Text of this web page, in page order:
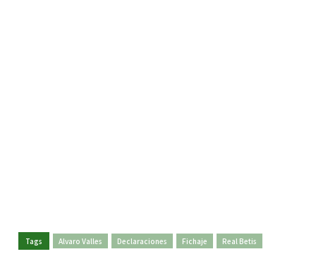
Tags Alvaro Valles Declaraciones Fichaje Real Betis